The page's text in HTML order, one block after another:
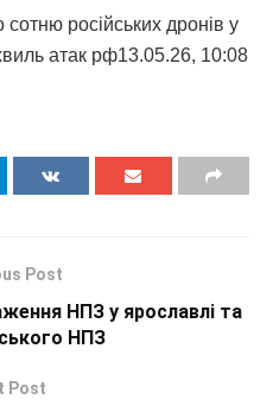
російських дронів у
атак рф13.05.26, 10:08
Post
НПЗ у ярославлі та
НПЗ
Post